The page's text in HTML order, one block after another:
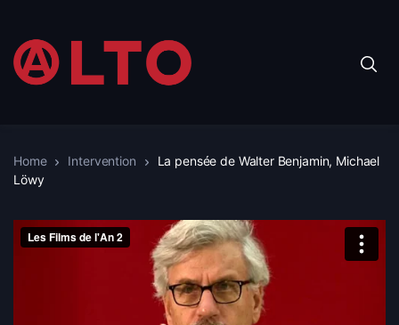
Home Intervention
La pensée de Walter Benjamin, Michael
Löwy